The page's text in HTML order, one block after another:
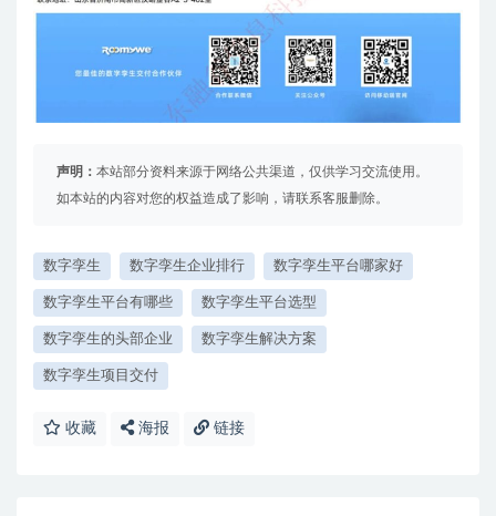
声明： 本站部分资料来源于网络公共渠道，仅供学习交流使用。
如本站的内容对您的权益造成了影响，请联系客服删除。
数字孪生 数字孪生企业排行 数字孪生平台哪家好
数字孪生平台有哪些 数字孪生平台选型
数字孪生的头部企业 数字孪生解决方案
数字孪生项目交付
收藏 海报 链接